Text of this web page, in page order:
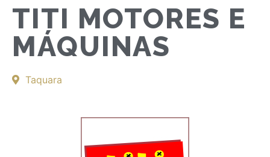
TITI MOTORES E
MÁQUINAS
Taquara